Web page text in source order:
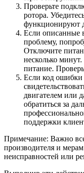
Проверьте
ротора.
функционируют
Если описанные
проблему,
Отключите
несколько
питание.
Если код ошибки
двигателем или
обратиться за
поддержки
Примечание: Важно
производителя и
неисправностей или